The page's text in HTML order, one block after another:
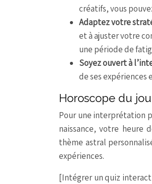
créatifs, vous
Adaptez votre
et à ajuster votre
une période de
Soyez ouvert à
de ses expériences
Horoscope du
Pour une interprétation
naissance, votre heure
thème astral
expériences.
[Intégrer un quiz